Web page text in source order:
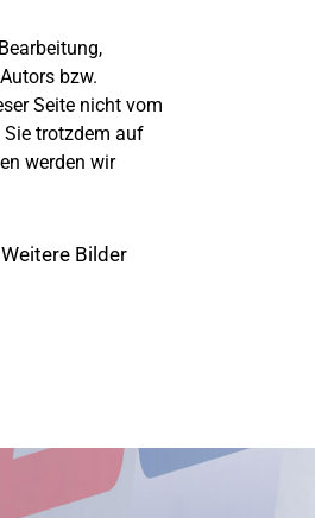
bzw.
Seite nicht vom
Sie trotzdem auf
werden wir
Bilder